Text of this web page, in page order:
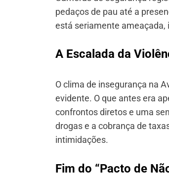
pedaços de pau até a
está seriamente ameaçada,
A Escalada da
O clima de insegurança na
evidente. O que antes era
confrontos diretos e uma
drogas e a cobrança de
intimidações.
Fim do “Pacto de